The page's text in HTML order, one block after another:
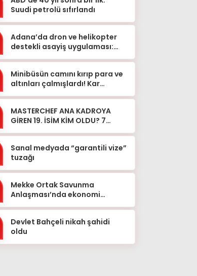
Suudi petrolü sıfırlandı
Adana’da dron ve helikopter
destekli asayiş uygulaması:
Minibüsün camını kırıp para ve
altınları çalmışlardı! Kar
MASTERCHEF ANA KADROYA
GİREN 19. İSİM KİM OLDU? 7
Sanal medyada “garantili vize”
tuzağı
Mekke Ortak Savunma
Anlaşması’nda ekonomi
Devlet Bahçeli nikah şahidi
oldu